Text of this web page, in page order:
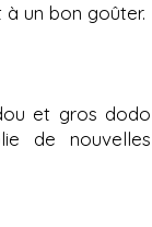
un bon goûter.
et gros dodo
de nouvelles